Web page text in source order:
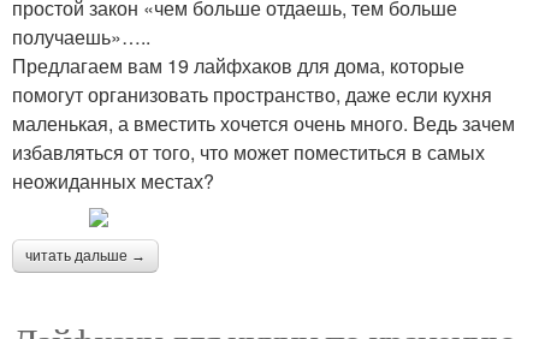
простой закон «чем больше отдаешь, тем больше
получаешь»…..
Предлагаем вам 19 лайфхаков для дома, которые
помогут организовать пространство, даже если кухня
маленькая, а вместить хочется очень много. Ведь зачем
избавляться от того, что может поместиться в самых
неожиданных местах?
читать дальше →